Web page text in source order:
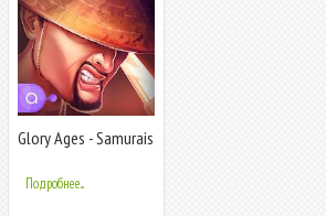
Glory Ages - Samurais
Подробнее...